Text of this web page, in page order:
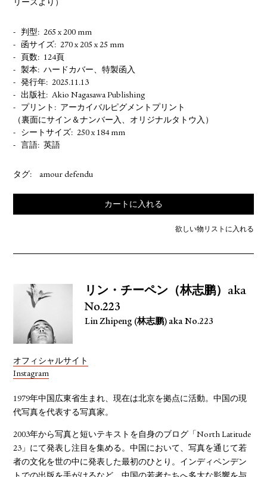
カートに入れる
欲しい物リストに入れる
リースより）
判型
265 x 200 mm
函サイズ
270 x 205 x 25 mm
頁数
124頁
製本
ハードカバー、特製函入
発行年
2025.11.13
出版社
Akio Nagasawa Publishing
プリント
アーカイバルピグメントプリント
（裏面にサイン＆ナンバー入、オリジナルタトウ入）
シートサイズ
250 x 184 mm
言語
英語
タグ: amour defendu
リン・チーペン（林志鹏）aka
No.223
Lin Zhipeng (林志鹏) aka No.223
オフィシャルサイト
Instagram
1979年中国広東省生まれ、現在は北京を拠点に活動。中国の現
代写真を代表する写真家。
2003年から写真と短いテキストを自身のブログ「North Latitude
23」にて発表し注目を集める。中国において、写真を通じて若
者の文化を世の中に発表した最初のひとり。インディペンデン